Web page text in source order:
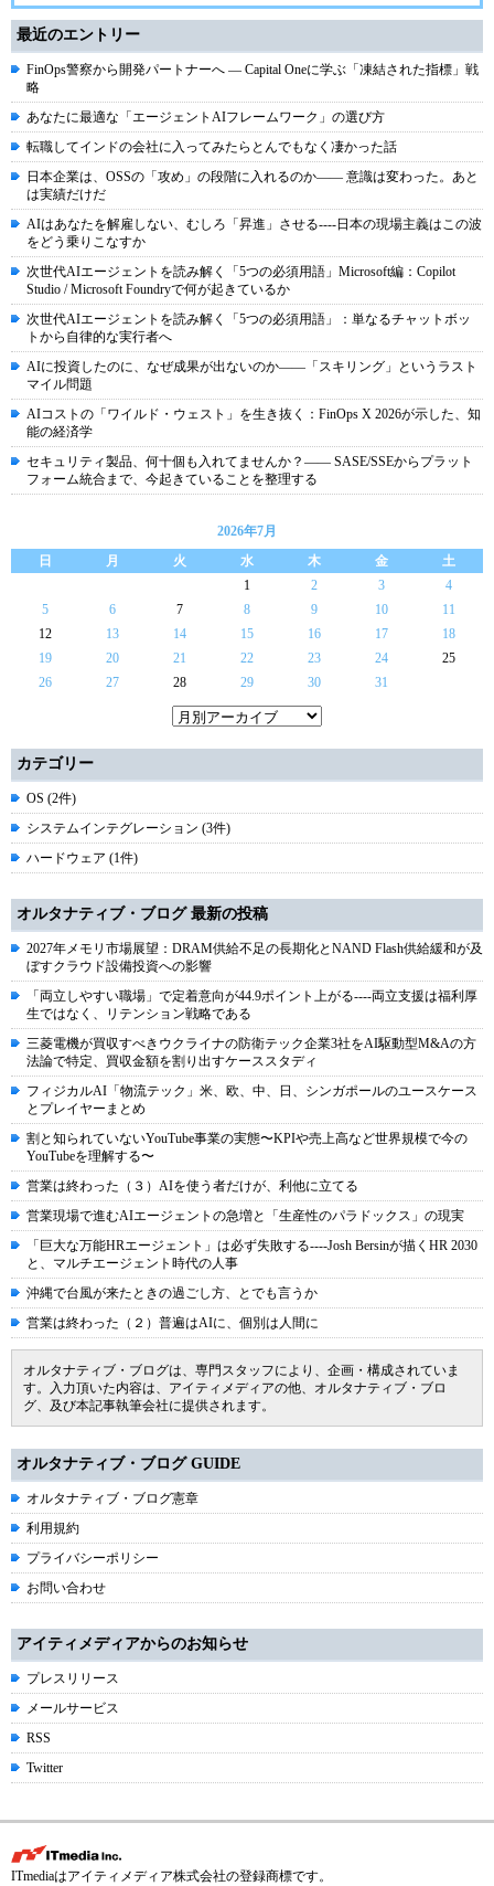
最近のエントリー
FinOps警察から開発パートナーへ ― Capital Oneに学ぶ「凍結された指標」戦
略
あなたに最適な「エージェントAIフレームワーク」の選び方
転職してインドの会社に入ってみたらとんでもなく凄かった話
日本企業は、OSSの「攻め」の段階に入れるのか―― 意識は変わった。あと
は実績だけだ
AIはあなたを解雇しない、むしろ「昇進」させる----日本の現場主義はこの波
をどう乗りこなすか
次世代AIエージェントを読み解く「5つの必須用語」Microsoft編：Copilot
Studio / Microsoft Foundryで何が起きているか
次世代AIエージェントを読み解く「5つの必須用語」：単なるチャットボッ
トから自律的な実行者へ
AIに投資したのに、なぜ成果が出ないのか――「スキリング」というラスト
マイル問題
AIコストの「ワイルド・ウェスト」を生き抜く：FinOps X 2026が示した、知
能の経済学
セキュリティ製品、何十個も入れてませんか？―― SASE/SSEからプラット
フォーム統合まで、今起きていることを整理する
2026年7月
日
月 火 水 木 金
土
1
2 3
4
5
6 7 8 9 10
11
12
13 14 15 16 17
18
19
20 21 22 23 24
25
26
27 28 29 30 31
カテゴリー
OS (2件)
システムインテグレーション (3件)
ハードウェア (1件)
オルタナティブ・ブログ 最新の投稿
2027年メモリ市場展望：DRAM供給不足の長期化とNAND Flash供給緩和が及
ぼすクラウド設備投資への影響
「両立しやすい職場」で定着意向が44.9ポイント上がる----両立支援は福利厚
生ではなく、リテンション戦略である
三菱電機が買収すべきウクライナの防衛テック企業3社をAI駆動型M&Aの方
法論で特定、買収金額を割り出すケーススタディ
フィジカルAI「物流テック」米、欧、中、日、シンガポールのユースケース
とプレイヤーまとめ
割と知られていないYouTube事業の実態〜KPIや売上高など世界規模で今の
YouTubeを理解する〜
営業は終わった（３）AIを使う者だけが、利他に立てる
営業現場で進むAIエージェントの急増と「生産性のパラドックス」の現実
「巨大な万能HRエージェント」は必ず失敗する----Josh Bersinが描くHR 2030
と、マルチエージェント時代の人事
沖縄で台風が来たときの過ごし方、とでも言うか
営業は終わった（２）普遍はAIに、個別は人間に
オルタナティブ・ブログは、専門スタッフにより、企画・構成されていま
す。入力頂いた内容は、アイティメディアの他、オルタナティブ・ブロ
グ、及び本記事執筆会社に提供されます。
オルタナティブ・ブログ GUIDE
オルタナティブ・ブログ憲章
利用規約
プライバシーポリシー
お問い合わせ
アイティメディアからのお知らせ
プレスリリース
メールサービス
RSS
Twitter
ITmediaはアイティメディア株式会社の登録商標です。